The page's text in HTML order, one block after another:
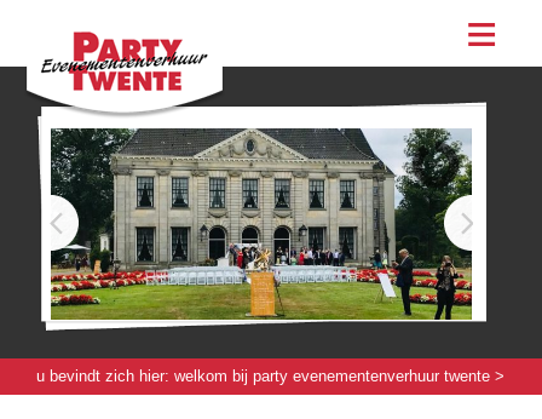
assortiment
evenementen
feesten
bestellen
contact
u bevindt zich hier: welkom bij party evenementenverhuur twente >